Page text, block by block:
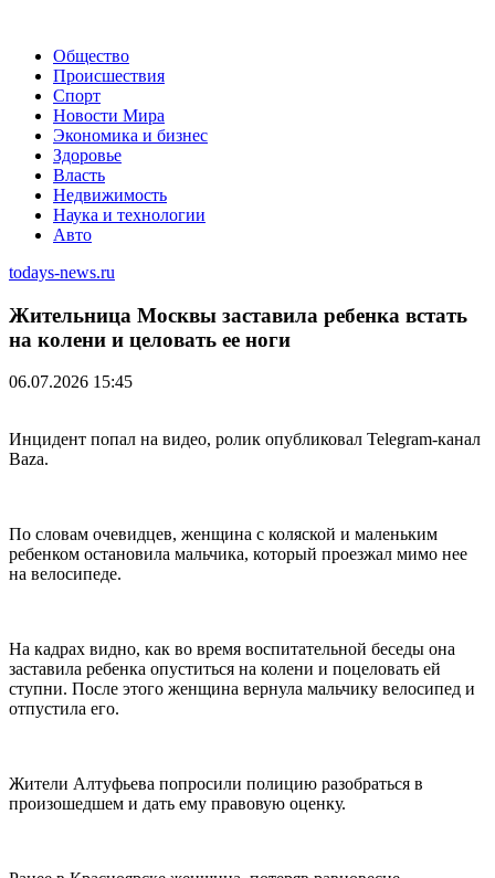
Общество
Происшествия
Спорт
Новости Мира
Экономика и бизнес
Здоровье
Власть
Недвижимость
Наука и технологии
Авто
todays-news.ru
Жительница Москвы заставила ребенка встать
на колени и целовать ее ноги
06.07.2026 15:45
Инцидент попал на видео, ролик опубликовал Telegram-канал
Baza.
По словам очевидцев, женщина с коляской и маленьким
ребенком остановила мальчика, который проезжал мимо нее
на велосипеде.
На кадрах видно, как во время воспитательной беседы она
заставила ребенка опуститься на колени и поцеловать ей
ступни. После этого женщина вернула мальчику велосипед и
отпустила его.
Жители Алтуфьева попросили полицию разобраться в
произошедшем и дать ему правовую оценку.